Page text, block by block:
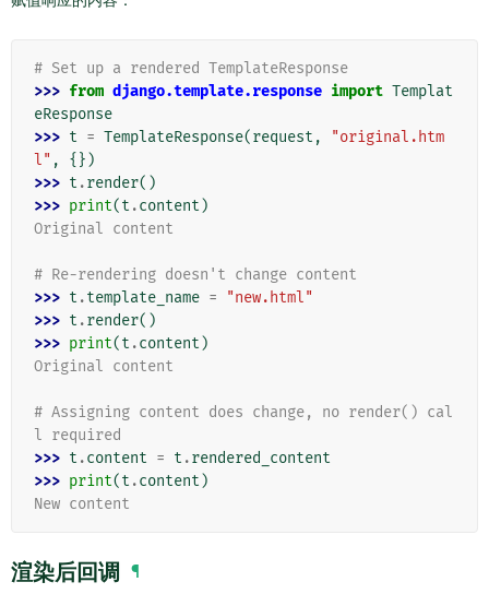
# Set up a rendered TemplateResponse
>>> from django.template.response import Templat
eResponse
>>> t = TemplateResponse(request ,
"original.htm
l" ,
{})
>>> t .render()
>>> print(t .content )
Original content
# Re-rendering doesn't change content
>>> t .template_name =
"new.html"
>>> t .render()
>>> print(t .content )
Original content
# Assigning content does change, no render() cal
l required
>>> t .content = t .rendered_content
>>> print(t .content )
New content
渲染后回调 ¶